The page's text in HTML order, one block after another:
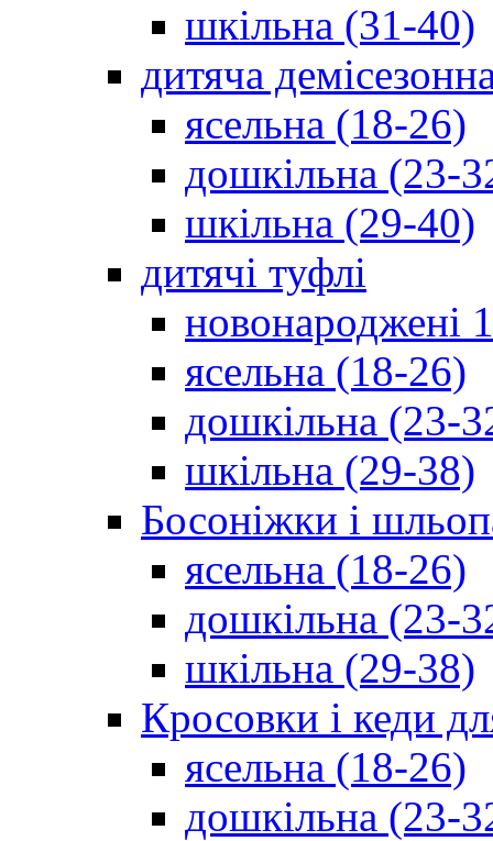
шкільна (31-40)
дитяча
ясельна (18-26)
дошкільна (23-
шкільна (29-40)
дитячі туфлі
новонароджені
ясельна (18-26)
дошкільна (23-
шкільна (29-38)
Босоніжки і
ясельна (18-26)
дошкільна (23-
шкільна (29-38)
Кросовки і кеди
ясельна (18-26)
дошкільна (23-